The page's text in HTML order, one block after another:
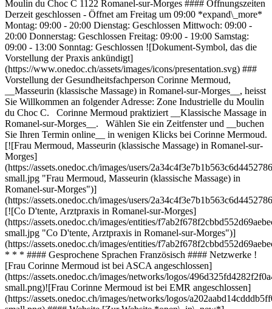
Moulin du Choc C 1122 Romanel-sur-Morges #### Öffnungszeiten
Derzeit geschlossen - Öffnet am Freitag um 09:00 *expand\_more*
Montag: 09:00 - 20:00 Dienstag: Geschlossen Mittwoch: 09:00 -
20:00 Donnerstag: Geschlossen Freitag: 09:00 - 19:00 Samstag:
09:00 - 13:00 Sonntag: Geschlossen ![Dokument-Symbol, das die
Vorstellung der Praxis ankündigt]
(https://www.onedoc.ch/assets/images/icons/presentation.svg) ###
Vorstellung der Gesundheitsfachperson Corinne Mermoud,
__Masseurin (klassische Massage) in Romanel-sur-Morges__, heisst
Sie Willkommen an folgender Adresse: Zone Industrielle du Moulin
du Choc C. Corinne Mermoud praktiziert __Klassische Massage in
Romanel-sur-Morges__. Wählen Sie ein Zeitfenster und __buchen
Sie Ihren Termin online__ in wenigen Klicks bei Corinne Mermoud.
[![Frau Mermoud, Masseurin (klassische Massage) in Romanel-sur-
Morges]
(https://assets.onedoc.ch/images/users/
small.jpg "Frau Mermoud, Masseurin (klassische Massage) in
Romanel-sur-Morges")]
(https://assets.onedoc.ch/images/users/
[![Co D'tente, Arztpraxis in Romanel-sur-Morges]
(https://assets.onedoc.ch/images/entities/
small.jpg "Co D'tente, Arztpraxis in Romanel-sur-Morges")]
(https://assets.onedoc.ch/images/entities/
* * * #### Gesprochene Sprachen Französisch #### Netzwerke !
[Frau Corinne Mermoud ist bei ASCA angeschlossen]
(https://assets.onedoc.ch/images/networks/logos/
small.png)![Frau Corinne Mermoud ist bei EMR angeschlossen]
(https://assets.onedoc.ch/images/networks/logos/